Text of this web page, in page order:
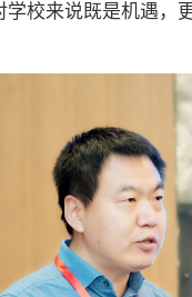
校来说既是机遇